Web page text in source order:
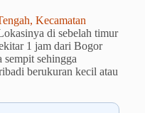
Kecamatan
di sebelah timur
1 jam dari Bogor
sempit sehingga
berukuran kecil atau